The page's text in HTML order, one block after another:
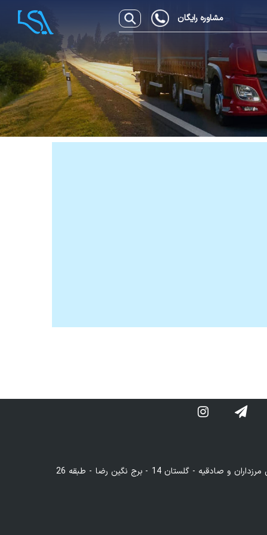
مشاوره رایگان
تهران - اشرفی اصفهانی - مابین مرزداران و صادقیه - گلستان 14 - برج نگین رضا - طبقه 26